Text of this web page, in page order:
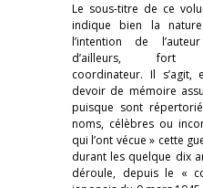
Le sous-titre de ce
indique bien la
l’intention de
d’ailleurs, fort
coordinateur. Il s’agit,
devoir de mémoire
puisque sont
noms, célèbres ou
qui l’ont vécue » cette
durant les quelque dix
déroule, depuis le «